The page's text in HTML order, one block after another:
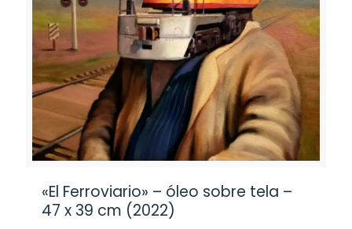
«El Ferroviario» – óleo sobre tela –
47 x 39 cm (2022)